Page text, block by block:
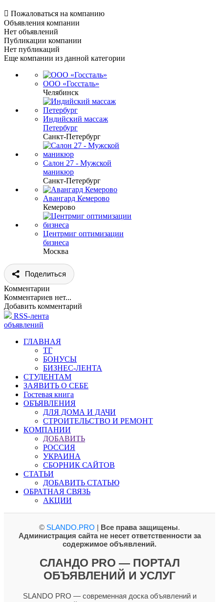
 Пожаловаться на компанию
Объявления компании
Нет объявлений
Публикации компании
Нет публикаций
Еще компании из данной категории
ООО «Госсталь»
Челябинск
Индийский массаж
Петербург
Санкт-Петербург
Салон 27 - Мужской
маникюр
Санкт-Петербург
Авангард Кемерово
Кемерово
Центрмиг оптимизации
бизнеса
Москва
Поделиться
Комментарии
Комментариев нет...
Добавить комментарий
RSS-лента
объявлений
ГЛАВНАЯ
ТГ
БОНУСЫ
БИЗНЕС-ЛЕНТА
СТУДЕНТАМ
ЗАЯВИТЬ О СЕБЕ
Гостевая книга
ОБЪЯВЛЕНИЯ
ДЛЯ ДОМА И ДАЧИ
СТРОИТЕЛЬСТВО И РЕМОНТ
КОМПАНИИ
ДОБАВИТЬ
РОССИЯ
УКРАИНА
СБОРНИК САЙТОВ
СТАТЬИ
ДОБАВИТЬ СТАТЬЮ
ОБРАТНАЯ СВЯЗЬ
АКЦИИ
© SLANDO.PRO | Все права защищены.
Администрация сайта не несет ответственности за
содержимое объявлений.
СЛАНДО PRO — ПОРТАЛ
ОБЪЯВЛЕНИЙ И УСЛУГ
SLANDO PRO — современная доска объявлений и